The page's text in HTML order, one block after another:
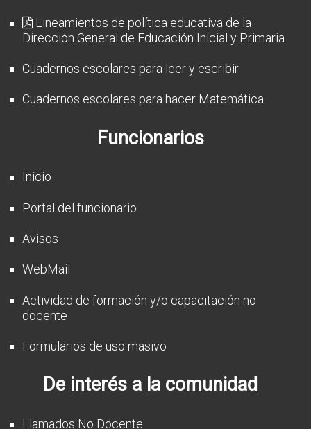
Lineamientos de política educativa de la
Dirección General de Educación Inicial y Primaria
Cuadernos escolares para leer y escribir
Cuadernos escolares para hacer Matemática
Funcionarios
Inicio
Portal del funcionario
Avisos
WebMail
Actividad de formación y/o capacitación no
docente
Formularios de uso masivo
De interés a la comunidad
Llamados No Docente